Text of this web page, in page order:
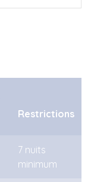
Restrictions
7 nuits
minimum